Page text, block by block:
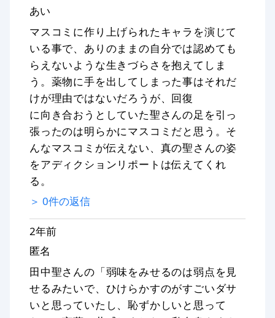
あい
マスコミに作り上げられたキャラを演じて
いる事で、ありのままの自分では認めても
らえないような生きづらさを抱えてしま
う。薬物に手を出してしまった事はそれだ
けが理由ではないだろうが、回復
に向き合おうとしていた聖さんの足を引っ
張ったのは明らかにマスコミだと思う。そ
んなマスコミが伝えない、真の聖さんの姿
をアディクションリポートは伝えてくれ
る。
＞ 0件の返信
2年前
匿名
田中聖さんの「弱味をみせるのは弱点を見
せるみたいで、ひけらかすのがすごいダサ
いと思っていたし、恥ずかしいと思って